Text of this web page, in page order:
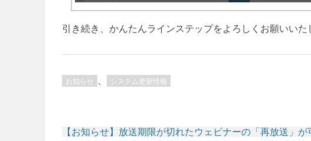
引き続き、かんたんラインステップをよろしくお願いいた
お知らせ システム更新情報
【お知らせ】放送期限が切れたウェビナーの「再放送」